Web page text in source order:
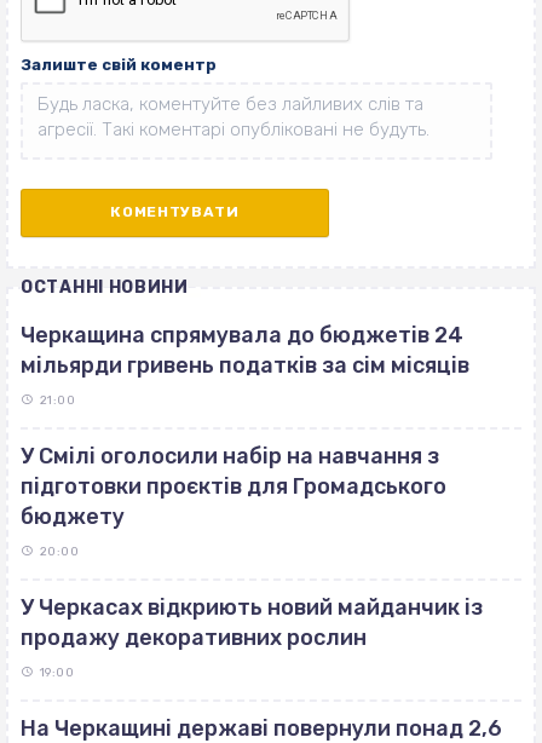
Залиште свій коментр
ОСТАННІ НОВИНИ
Черкащина спрямувала до бюджетів 24
мільярди гривень податків за сім місяців
21:00
У Смілі оголосили набір на навчання з
підготовки проєктів для Громадського
бюджету
20:00
У Черкасах відкриють новий майданчик із
продажу декоративних рослин
19:00
На Черкащині державі повернули понад 2,6